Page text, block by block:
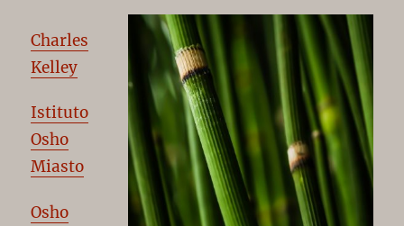
Charles
Kelley
Istituto
Osho
Miasto
Osho